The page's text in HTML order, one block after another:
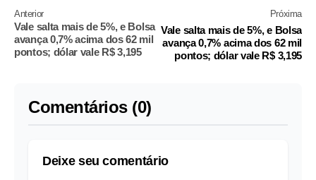
Anterior
Vale salta mais de 5%, e Bolsa
avança 0,7% acima dos 62 mil
pontos; dólar vale R$ 3,195
Próxima
Vale salta mais de 5%, e Bolsa
avança 0,7% acima dos 62 mil
pontos; dólar vale R$ 3,195
Comentários (0)
Deixe seu comentário